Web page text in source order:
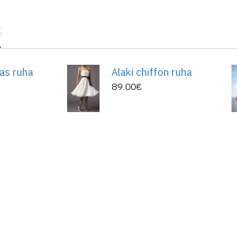
ruha
Alaki chiffon ruha
89.00€